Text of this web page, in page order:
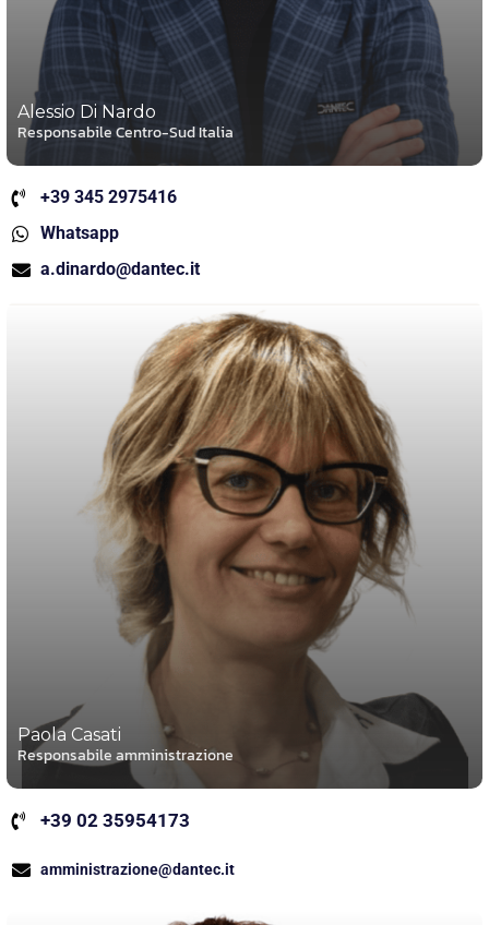
Alessio Di Nardo
Responsabile Centro-Sud Italia
+39 345 2975416
Whatsapp
a.dinardo@dantec.it
Paola Casati
Responsabile amministrazione
+39 02 35954173
amministrazione@dantec.it